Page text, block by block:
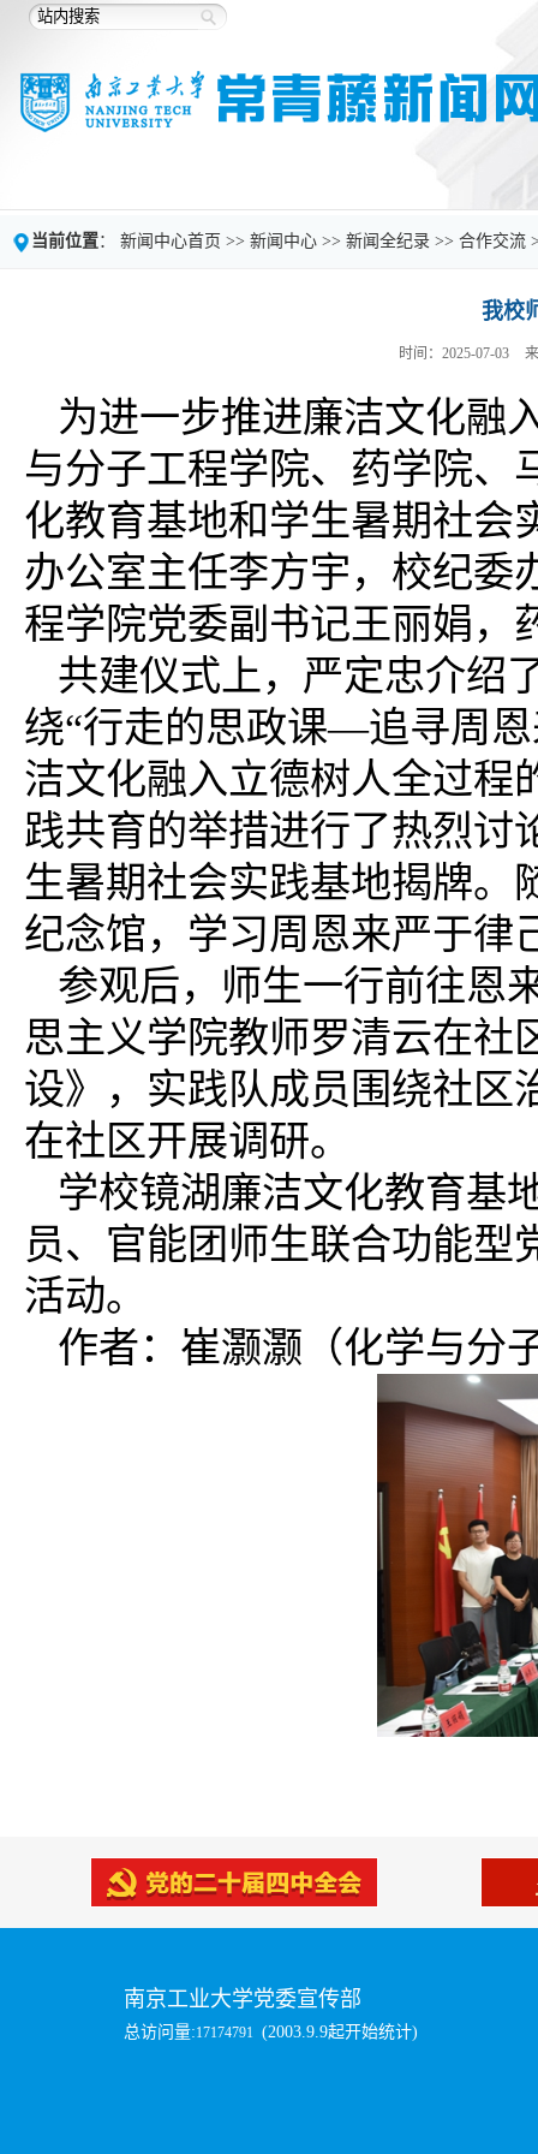
当前位置： 新闻中心首页 >> 新闻中心 >> 新闻全纪录 >> 合作交流
我校
时间：2025-07-03
为进一步推进廉洁文化融
与分子工程学院、药学院、
化教育基地和学生暑期社会
办公室主任李方宇，校纪委
程学院党委副书记王丽娟，
共建仪式上，严定忠介绍
绕“行走的思政课—追寻周
洁文化融入立德树人全过程
践共育的举措进行了热烈讨
生暑期社会实践基地揭牌。
纪念馆，学习周恩来严于律
参观后，师生一行前往恩
思主义学院教师罗清云在社
设》，实践队成员围绕社区
在社区开展调研。
学校镜湖廉洁文化教育基
员、官能团师生联合功能型
活动。
作者：崔灏灏（化学与分
南京工业大学党委宣传部
总访问量:17174791 (2003.9.9起开始统计)